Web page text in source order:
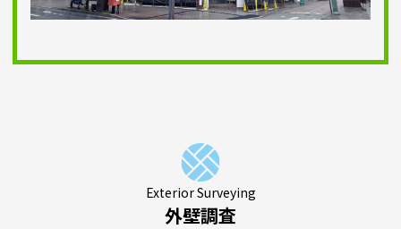
Exterior Surveying
外壁調査